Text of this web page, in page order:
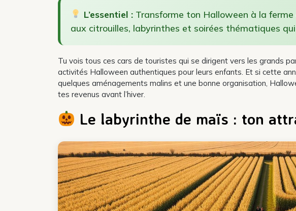
L’essentiel :Transforme ton Halloween à la
aux citrouilles, labyrinthes et soirées thématiques
Tu vois tous ces cars de touristes qui se dirigent vers les grands
activités Halloween authentiques pour leurs enfants. Et si cette
quelques aménagements malins et une bonne organisation,
tes revenus avant l’hiver.
Le labyrinthe de maïs : ton